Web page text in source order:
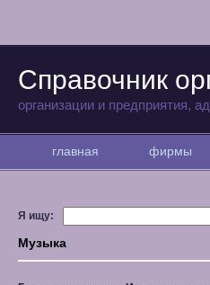
Справочник
организации и предприятия,
главная фирмы
Я ищу:
Музыка